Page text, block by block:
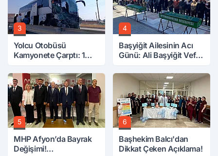
3
Yolcu Otobüsü
Kamyonete Çarptı: 1
4
Başyiğit Ailesinin Acı
Günü: Ali Başyiğit Vefat
5
MHP Afyon’da Bayrak
Değişimi!
6
Başhekim Balcı'dan
Dikkat Çeken Açıklama!